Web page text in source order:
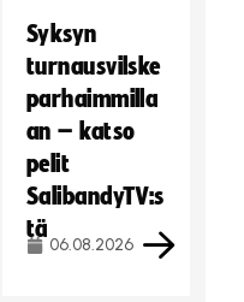
Syksyn
turnausvilske
parhaimmilla
an – katso
pelit
SalibandyTV:s
tä
06.08.2026